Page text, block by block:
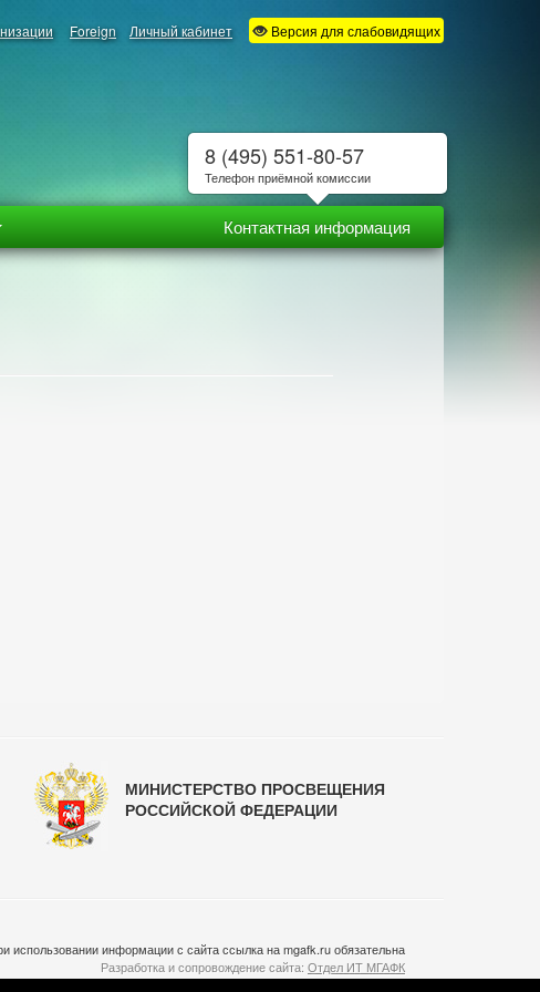
Foreign Личный кабинет Версия для слабовидящих
Контактная информация
МИНИСТЕРСТВО ПРОСВЕЩЕНИЯ
РОССИЙСКОЙ ФЕДЕРАЦИИ
использовании информации с сайта ссылка на mgafk.ru обязательна
Разработка и сопровождение сайта: Отдел ИТ МГАФК
Система управления контентом:temeshov.ru
8 (495) 551-80-57
Телефон приёмной комиссии